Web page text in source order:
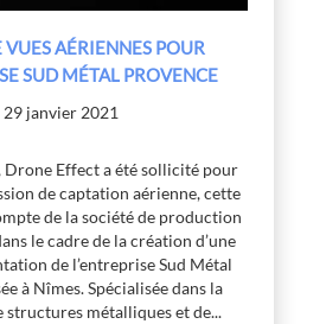
VUES AÉRIENNES POUR
SUD MÉTAL PROVENCE
29 janvier 2021
Drone Effect a été sollicité pour
de captation aérienne, cette
de la société de production
le cadre de la création d’une
de l’entreprise Sud Métal
à Nîmes. Spécialisée dans la
métalliques et de...